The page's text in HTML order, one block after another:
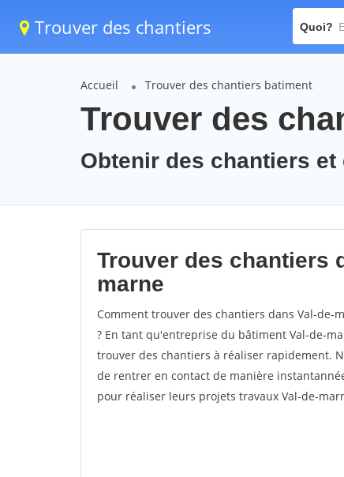
Trouver des chantiers Quoi?
Accueil Trouver des chantiers batiment
Trouver des
Obtenir des chantiers
Trouver des chantiers
marne
Comment trouver des chantiers dans Val-de-
? En tant qu'entreprise du bâtiment Val-de-
trouver des chantiers à réaliser rapidement.
de rentrer en contact de manière
pour réaliser leurs projets travaux Val-de-